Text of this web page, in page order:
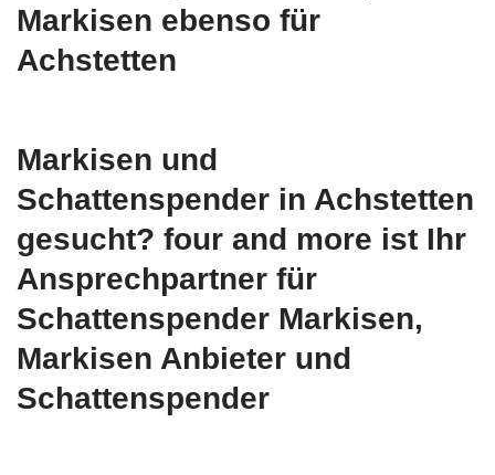
Markisen ebenso für
Achstetten
Markisen und
Schattenspender in Achstetten
gesucht? four and more ist Ihr
Ansprechpartner für
Schattenspender Markisen,
Markisen Anbieter und
Schattenspender